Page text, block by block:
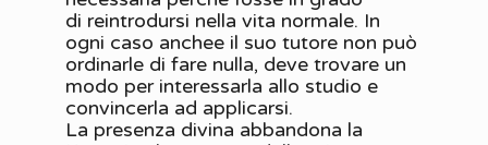
di reintrodursi nella vita normale. In
ogni caso anchee il suo tutore non può
ordinarle di fare nulla, deve trovare un
modo per interessarla allo studio e
convincerla ad applicarsi.
La presenza divina abbandona la